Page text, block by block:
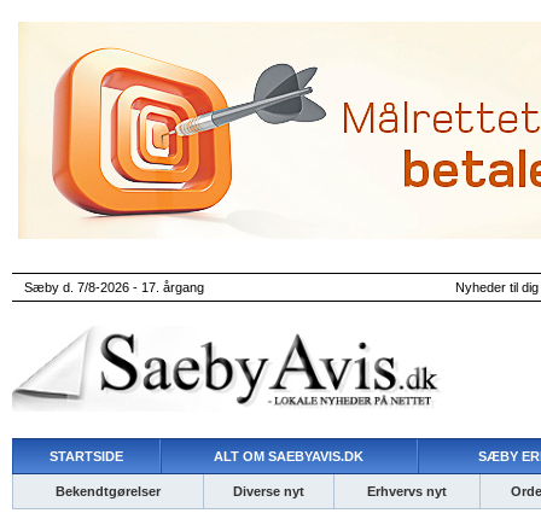
Sæby d. 7/8-2026 - 17. årgang Nyheder til
STARTSIDE ALT OM SAEBYAVIS.DK SÆBY
Bekendtgørelser Diverse nyt Erhvervs nyt